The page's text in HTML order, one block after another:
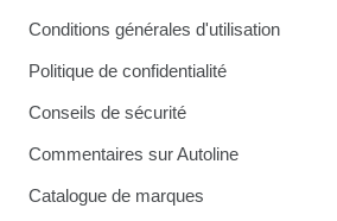
Conditions générales d'utilisation
Politique de confidentialité
Conseils de sécurité
Commentaires sur Autoline
Catalogue de marques